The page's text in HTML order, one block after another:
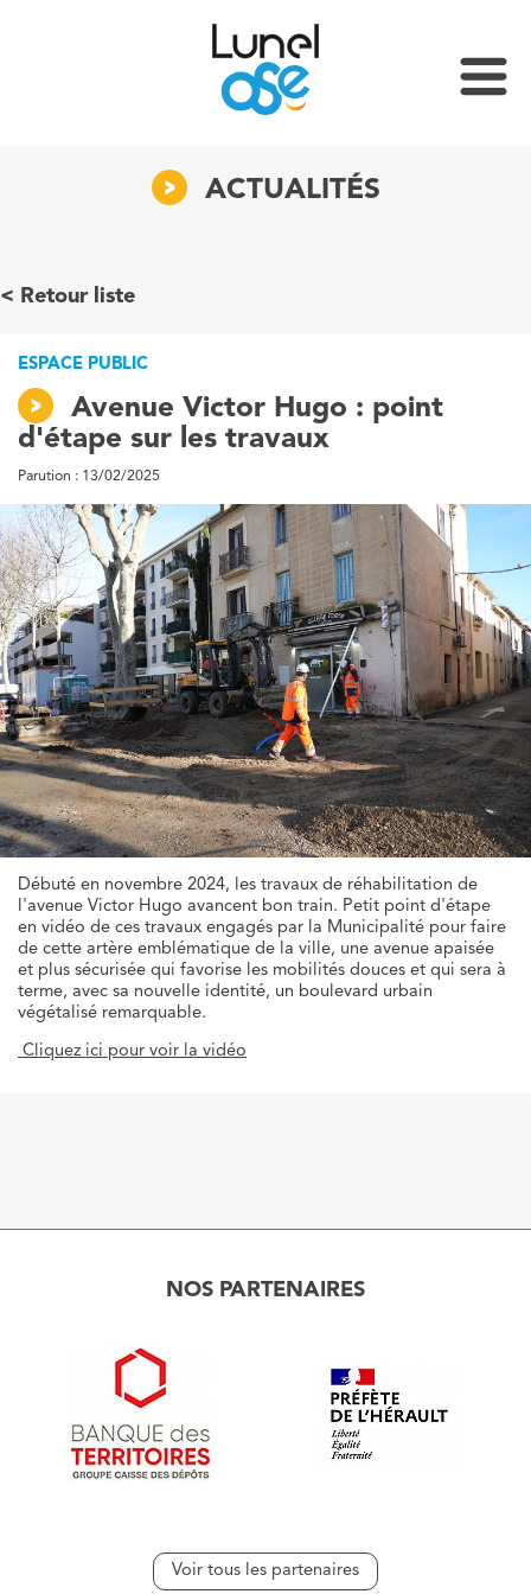
ACTUALITÉS
Retour liste
Avenue Victor Hugo : point
d'étape sur les travaux
ESPACE PUBLIC
Parution : 13/02/2025
Débuté en novembre 2024, les travaux de réhabilitation de
l'avenue Victor Hugo avancent bon train. Petit point d'étape
en vidéo de ces travaux engagés par la Municipalité pour faire
de cette artère emblématique de la ville, une avenue apaisée
et plus sécurisée qui favorise les mobilités douces et qui sera à
terme, avec sa nouvelle identité, un boulevard urbain
végétalisé remarquable.
Cliquez ici pour voir la vidéo
NOS PARTENAIRES
Voir tous les partenaires